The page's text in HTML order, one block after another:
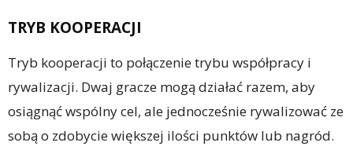
TRYB KOOPERACJI
Tryb kooperacji to połączenie trybu współpracy i
rywalizacji. Dwaj gracze mogą działać razem, aby
osiągnąć wspólny cel, ale jednocześnie rywalizować ze
sobą o zdobycie większej ilości punktów lub nagród.